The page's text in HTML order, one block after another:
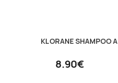
KLORANE SHAMPOO
8.90€